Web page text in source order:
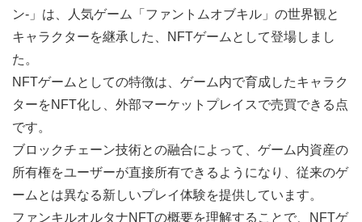
ン-」は、人気ゲーム「ファントムオブキル」の世界観と
キャラクターを継承した、NFTゲームとして登場しまし
た。
NFTゲームとしての特徴は、ゲーム内で育成したキャラク
ターをNFT化し、外部マーケットプレイスで売買できる点
です。
ブロックチェーン技術との融合によって、ゲーム内資産の
所有権をユーザーが直接所有できるようになり、従来のゲ
ームとは異なる新しいプレイ体験を提供しています。
ファンキルオルタナNFTの概要を理解することで、NFTゲ